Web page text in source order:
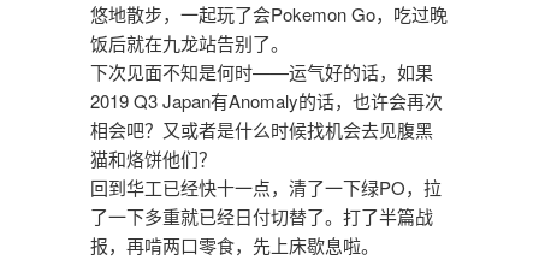
悠地散步，一起玩了会Pokemon Go，吃过晚
饭后就在九龙站告别了。
下次见面不知是何时——运气好的话，如果
2019 Q3 Japan有Anomaly的话，也许会再次
相会吧？又或者是什么时候找机会去见腹黑
猫和烙饼他们？
回到华工已经快十一点，清了一下绿PO，拉
了一下多重就已经日付切替了。打了半篇战
报，再啃两口零食，先上床歇息啦。